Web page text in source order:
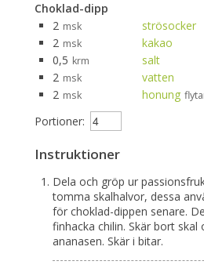
Choklad-dipp
2 msk
strösocker
2 msk
kakao
0,5 krm
salt
2 msk
vatten
2 msk honung
Portioner:
Instruktioner
Dela och gröp ur
tomma skalhalvor, dessa
för choklad-dippen senare.
finhacka chilin. Skär bort skal
ananasen. Skär i bitar.